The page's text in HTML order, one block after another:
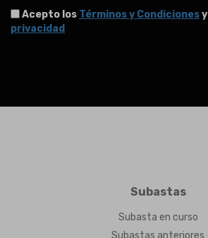
Acepto los Términos y Condicionesy
privacidad
Subastas
Subasta en curso
Subastas anteriores